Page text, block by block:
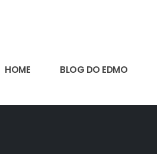
HOME BLOG DO EDMO